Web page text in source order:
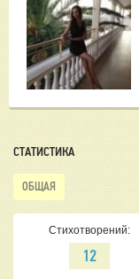
СТАТИСТИКА
ОБЩАЯ
Стихотворений:
12